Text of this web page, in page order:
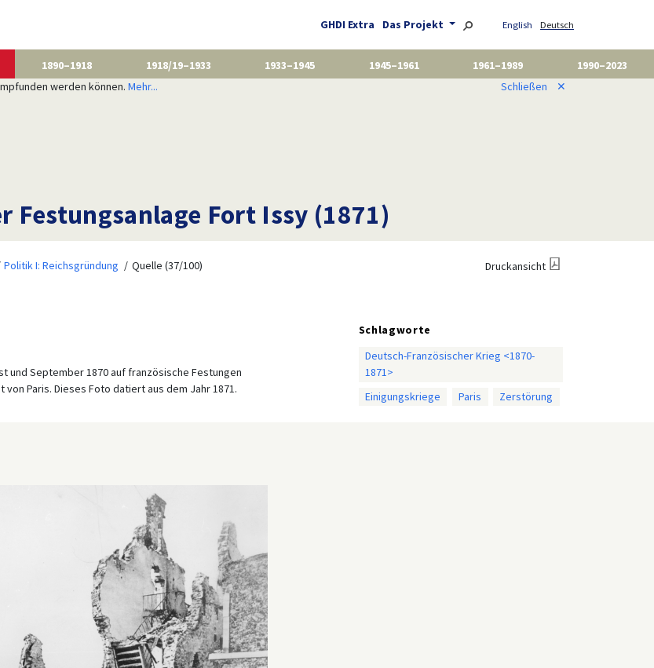
GHDI Extra Das Projekt English Deutsch
1890–1918 1918/19–1933 1933–1945 1945–1961 1961–1989
1990–2023
werden können. Mehr... Schließen ✕
Festungsanlage Fort Issy (1871)
Politik I: Reichsgründung Quelle (37/100) Druckansicht
und September 1870 auf französische Festungen
Paris. Dieses Foto datiert aus dem Jahr 1871.
Schlagworte
Deutsch-Französischer Krieg <1870-
1871>
Einigungskriege
Paris Zerstörung